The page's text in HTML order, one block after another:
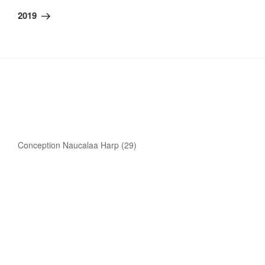
suivant
2019
Conception Naucalaa Harp (29)